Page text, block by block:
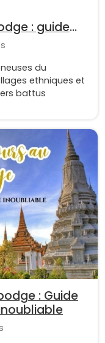
: guide
du
ethniques et
battus
: Guide